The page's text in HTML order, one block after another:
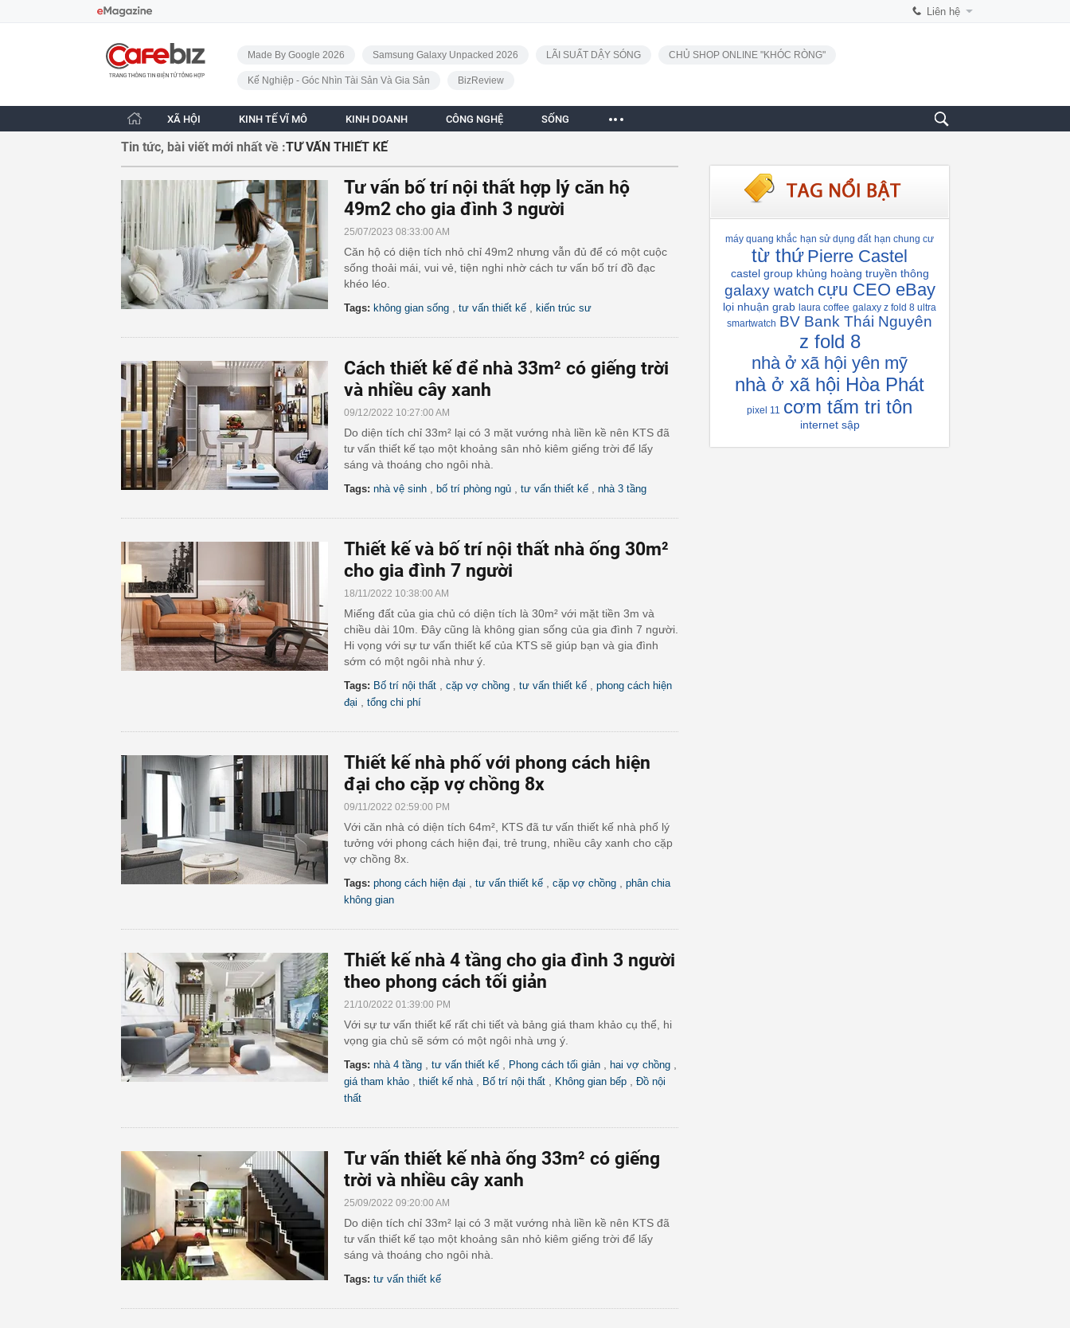
Liên hệ
CafeBiz - Trang chủ
Made By Google 2026
Samsung Galaxy Unpacked 2026 LÃI SUẤT DẬY SÓNG CHỦ SHOP ONLINE "KHÓC RÒNG"
Kế Nghiệp - Góc Nhìn Tài Sản Và Gia Sản BizReview
XÃ HỘI KINH TẾ VĨ MÔ KINH DOANH CÔNG NGHỆ SỐNG
Tin tức, bài viết mới nhất về :TƯ VẤN THIẾT KẾ
Tư vấn bố trí nội thất hợp lý căn hộ
49m2 cho gia đình 3 người
25/07/2023 08:33:00 AM
Căn hộ có diện tích nhỏ chỉ 49m2 nhưng vẫn đủ để có một cuộc
sống thoải mái, vui vẻ, tiện nghi nhờ cách tư vấn bố trí đồ đạc
khéo léo.
Tags: không gian sống tư vấn thiết kế kiến trúc sư
Cách thiết kế để nhà 33m² có giếng trời
và nhiều cây xanh
09/12/2022 10:27:00 AM
Do diện tích chỉ 33m² lại có 3 mặt vướng nhà liền kề nên KTS đã
tư vấn thiết kế tạo một khoảng sân nhỏ kiêm giếng trời để lấy
sáng và thoáng cho ngôi nhà.
Tags: nhà vệ sinh bố trí phòng ngủ tư vấn thiết kế nhà 3 tầng
Thiết kế và bố trí nội thất nhà ống 30m²
cho gia đình 7 người
18/11/2022 10:38:00 AM
Miếng đất của gia chủ có diện tích là 30m² với mặt tiền 3m và
chiều dài 10m. Đây cũng là không gian sống của gia đình 7 người.
Hi vọng với sự tư vấn thiết kế của KTS sẽ giúp bạn và gia đình
sớm có một ngôi nhà như ý.
Tags: Bố trí nội thất cặp vợ chồng tư vấn thiết kế
phong cách hiện
đại
tổng chi phí
Thiết kế nhà phố với phong cách hiện
đại cho cặp vợ chồng 8x
09/11/2022 02:59:00 PM
Với căn nhà có diện tích 64m², KTS đã tư vấn thiết kế nhà phố lý
tưởng với phong cách hiện đại, trẻ trung, nhiều cây xanh cho cặp
vợ chồng 8x.
Tags: phong cách hiện đại tư vấn thiết kế cặp vợ chồng
phân chia
không gian
Thiết kế nhà 4 tầng cho gia đình 3 người
theo phong cách tối giản
21/10/2022 01:39:00 PM
Với sự tư vấn thiết kế rất chi tiết và bảng giá tham khảo cụ thể, hi
vọng gia chủ sẽ sớm có một ngôi nhà ưng ý.
Tags: nhà 4 tầng tư vấn thiết kế Phong cách tối giản hai vợ chồng
giá tham khảo thiết kế nhà Bố trí nội thất Không gian bếp
Đồ nội
thất
Tư vấn thiết kế nhà ống 33m² có giếng
trời và nhiều cây xanh
25/09/2022 09:20:00 AM
Do diện tích chỉ 33m² lại có 3 mặt vướng nhà liền kề nên KTS đã
tư vấn thiết kế tạo một khoảng sân nhỏ kiêm giếng trời để lấy
sáng và thoáng cho ngôi nhà.
Tags: tư vấn thiết kế
máy quang khắc hạn sử dụng đất hạn chung cư
từ thứ Pierre Castel
castel group khủng hoàng truyền thông
galaxy watch cựu CEO eBay
lọi nhuận grab laura coffee galaxy z fold 8 ultra
smartwatch BV Bank Thái Nguyên
z fold 8
nhà ở xã hội yên mỹ
nhà ở xã hội Hòa Phát
pixel 11 cơm tấm tri tôn
internet sập